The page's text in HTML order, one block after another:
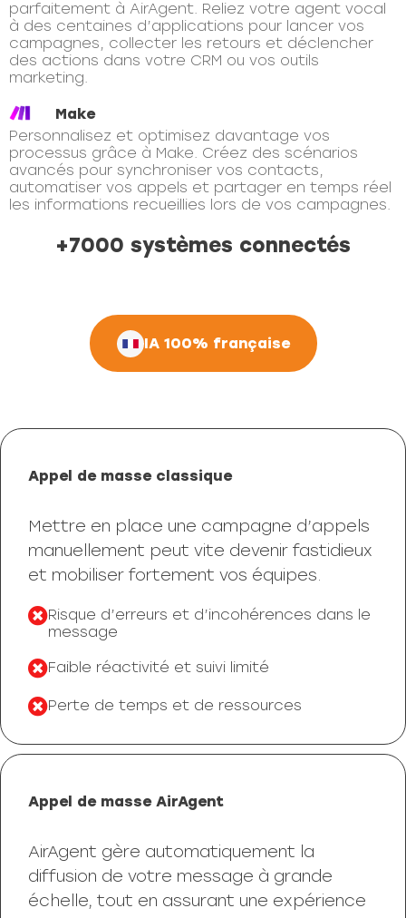
parfaitement à AirAgent. Reliez votre agent vocal
à des centaines d’applications pour lancer vos
campagnes, collecter les retours et déclencher
des actions dans votre CRM ou vos outils
marketing.
Make
Personnalisez et optimisez davantage vos
processus grâce à Make. Créez des scénarios
avancés pour synchroniser vos contacts,
automatiser vos appels et partager en temps réel
les informations recueillies lors de vos campagnes.
+7000 systèmes connectés
IA 100% française
Appel de masse classique
Mettre en place une campagne d’appels
manuellement peut vite devenir fastidieux
et mobiliser fortement vos équipes.
Risque d’erreurs et d’incohérences dans le
message
Faible réactivité et suivi limité
Perte de temps et de ressources
Appel de masse AirAgent
AirAgent gère automatiquement la
diffusion de votre message à grande
échelle, tout en assurant une expérience